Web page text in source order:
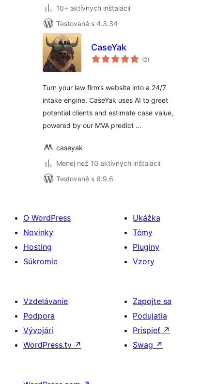
10+ aktívnych inštalácií
Testované s 4.3.34
CaseYak
(2celkové
hodnotenie
)
Turn your law firm’s website into a 24/7
intake engine. CaseYak uses AI to greet
potential clients and estimate case value,
powered by our MVA predict …
caseyak
Menej než 10 aktívnych inštalácií
Testované s 6.9.6
O WordPress
Novinky
Hosting
Súkromie
Ukážka
Témy
Pluginy
Vzory
Vzdelávanie
Podpora
Vývojári
WordPress.tv ↗
Zapojte sa
Podujatia
Prispieť ↗
Swag ↗